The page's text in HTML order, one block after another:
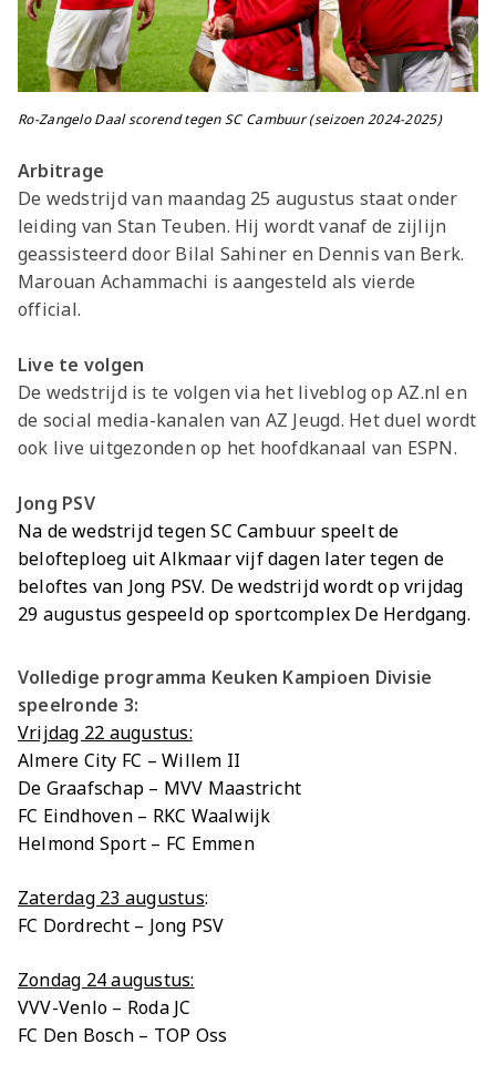
Ro-Zangelo Daal scorend tegen SC Cambuur (seizoen 2024-2025)
Arbitrage
De wedstrijd van maandag 25 augustus staat onder
leiding van Stan Teuben. Hij wordt vanaf de zijlijn
geassisteerd door Bilal Sahiner en Dennis van Berk.
Marouan Achammachi is aangesteld als vierde
official.
Live te volgen
De wedstrijd is te volgen via het liveblog op AZ.nl en
de social media-kanalen van AZ Jeugd. Het duel wordt
ook live uitgezonden op het hoofdkanaal van ESPN.
Jong PSV
Na de wedstrijd tegen SC Cambuur speelt de
belofteploeg uit Alkmaar vijf dagen later tegen de
beloftes van Jong PSV. De wedstrijd wordt op vrijdag
29 augustus gespeeld op sportcomplex De Herdgang.
Volledige programma Keuken Kampioen Divisie
speelronde 3:
Vrijdag 22 augustus:
Almere City FC – Willem II
De Graafschap – MVV Maastricht
FC Eindhoven – RKC Waalwijk
Helmond Sport – FC Emmen
Zaterdag 23 augustus:
FC Dordrecht – Jong PSV
Zondag 24 augustus:
VVV-Venlo – Roda JC
FC Den Bosch – TOP Oss